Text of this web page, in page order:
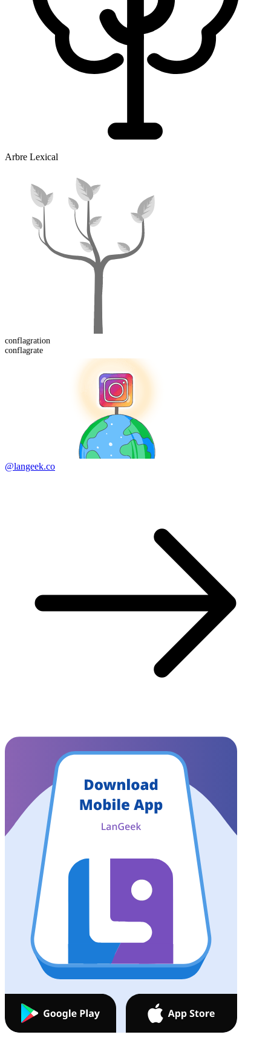
Arbre Lexical
conflagration
conflagrate
@langeek.co